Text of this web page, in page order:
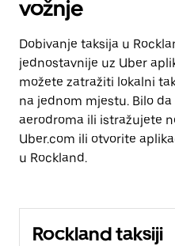
vožnje
Dobivanje taksija u
jednostavnije uz Uber
možete zatražiti lokalni
na jednom mjestu. Bilo
aerodroma ili istražujete
Uber.com ili otvorite
u Rockland.
Rockland taksiji